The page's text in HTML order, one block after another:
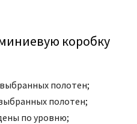
коробку
полотен;
полотен;
по уровню;